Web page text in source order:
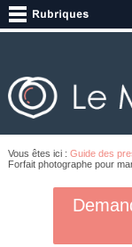
Vous êtes ici : Guide des
Forfait photographe pour